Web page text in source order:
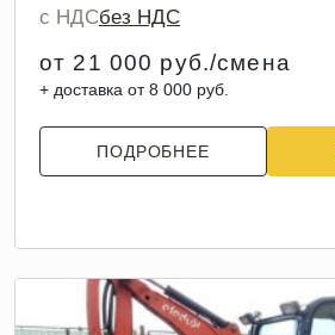
с НДСбез НДС
от 21 000 руб./смена
+ доставка от 8 000 руб.
ПОДРОБНЕЕ